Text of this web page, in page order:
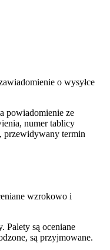
o wysyłce
powiadomienie ze
numer tablicy
przewidywany termin
wzrokowo i
Palety są oceniane
są przyjmowane.